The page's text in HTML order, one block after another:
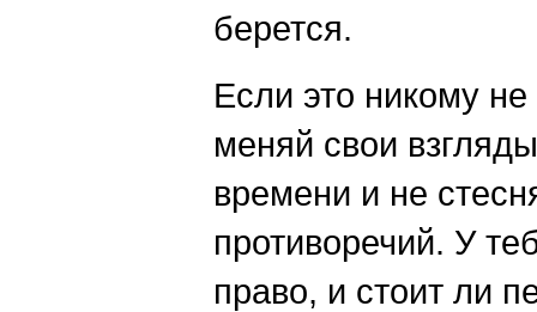
берется.
Если это никому
меняй свои
времени и не
противоречий. У
право, и стоит ли